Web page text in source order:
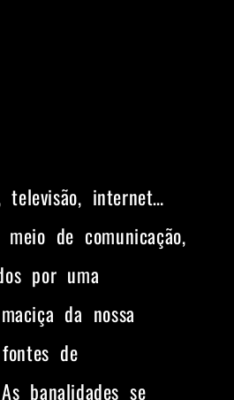
televisão, internet…
de comunicação,
por uma
da nossa
de
banalidades se